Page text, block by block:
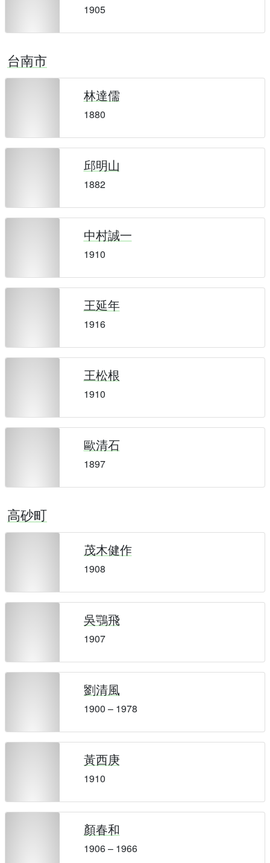
1905
台南市
林達儒
1880
邱明山
1882
中村誠一
1910
王延年
1916
王松根
1910
歐清石
1897
高砂町
茂木健作
1908
吳鶚飛
1907
劉清風
1900 – 1978
黃西庚
1910
顏春和
1906 – 1966